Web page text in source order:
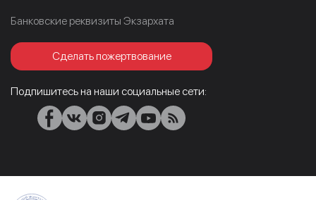
Банковские реквизиты Экзархата
Сделать пожертвование
Подпишитесь на наши социальные сети: